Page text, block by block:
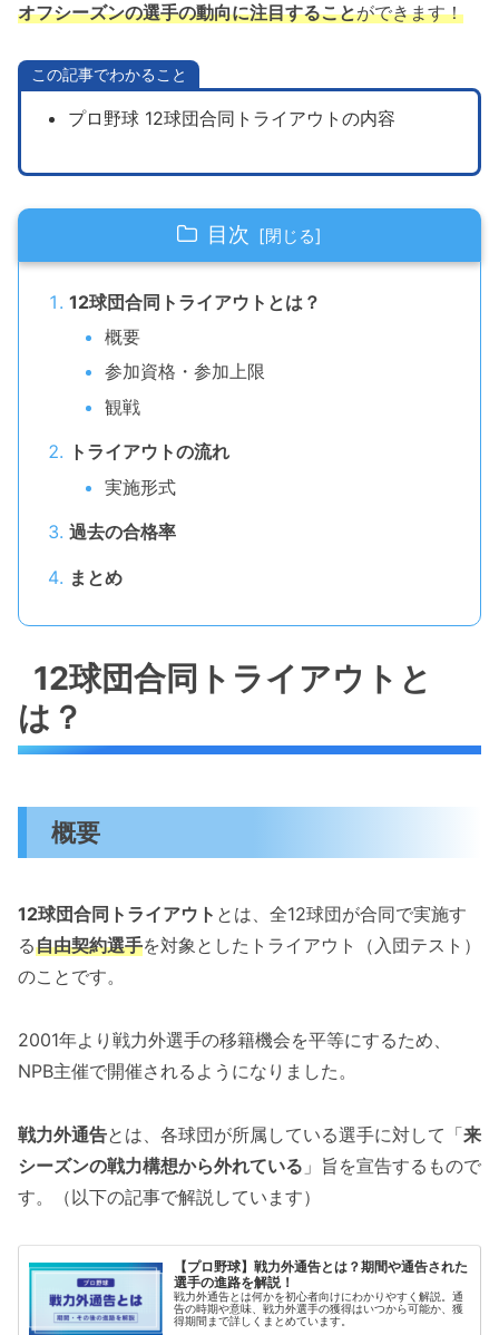
オフシーズンの選手の動向に注目することができます！
この記事でわかること
プロ野球 12球団合同トライアウトの内容
目次
12球団合同トライアウトとは？
概要
参加資格・参加上限
観戦
トライアウトの流れ
実施形式
過去の合格率
まとめ
12球団合同トライアウトと
は？
概要
12球団合同トライアウト とは、全12球団が合同で実施す
る自由契約選手を対象としたトライアウト（入団テスト）
のことです。
2001年より戦力外選手の移籍機会を平等にするため、
NPB主催で開催されるようになりました。
戦力外通告とは、各球団が所属している選手に対して「来
シーズンの戦力構想から外れている 」旨を宣告するもので
す。（以下の記事で解説しています）
【プロ野球】戦力外通告とは？期間や通告された
選手の進路を解説！
戦力外通告とは何かを初心者向けにわかりやすく解説。通
告の時期や意味、戦力外選手の獲得はいつから可能か、獲
得期間まで詳しくまとめています。